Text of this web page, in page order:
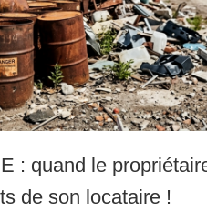
: quand le
de son locataire !